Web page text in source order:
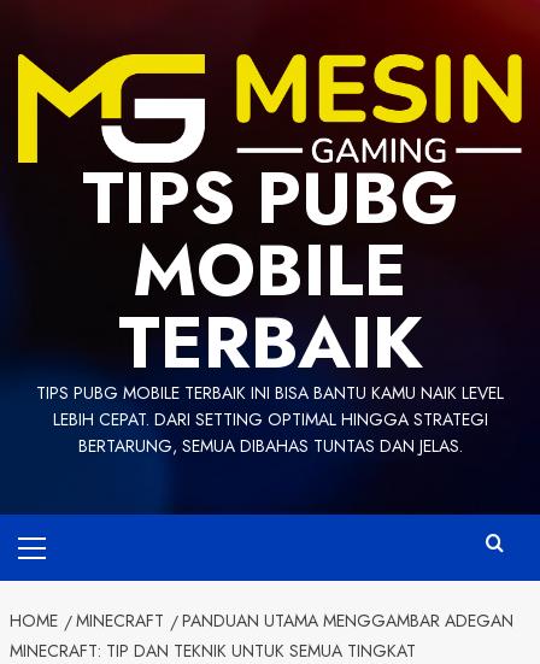
content
TIPS PUBG
MOBILE
TERBAIK
TIPS PUBG MOBILE TERBAIK INI BISA BANTU KAMU NAIK LEVEL
LEBIH CEPAT. DARI SETTING OPTIMAL HINGGA STRATEGI
BERTARUNG, SEMUA DIBAHAS TUNTAS DAN JELAS.
Menu
HOME MINECRAFT
PANDUAN UTAMA MENGGAMBAR ADEGAN
MINECRAFT: TIP DAN TEKNIK UNTUK SEMUA TINGKAT